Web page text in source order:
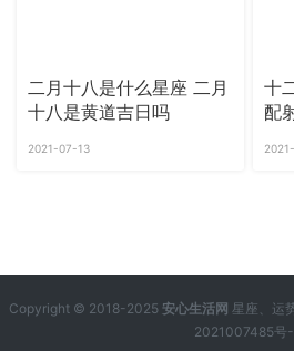
二月十八是什么星座 二月
十八是黄道吉日吗
2021-07-13
十
配
Copyright © 2018-2025 安心生活网 星座、运
2021007485号